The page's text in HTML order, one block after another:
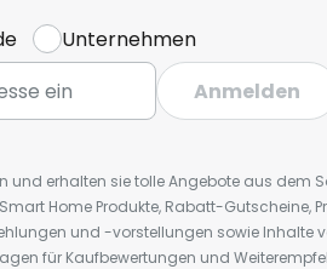
Unternehmen
Anmelden
und erhalten sie tolle Angebote aus dem
Home Produkte, Rabatt-Gutscheine,
und -vorstellungen sowie Inhalte
für Kaufbewertungen und